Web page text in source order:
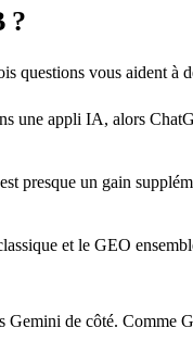
?
questions vous aident à
une appli IA, alors
presque un gain
et le GEO
de côté.